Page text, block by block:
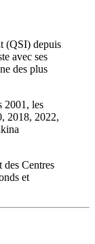
(QSI) depuis
avec ses
des plus
2001, les
2018, 2022,
des Centres
et